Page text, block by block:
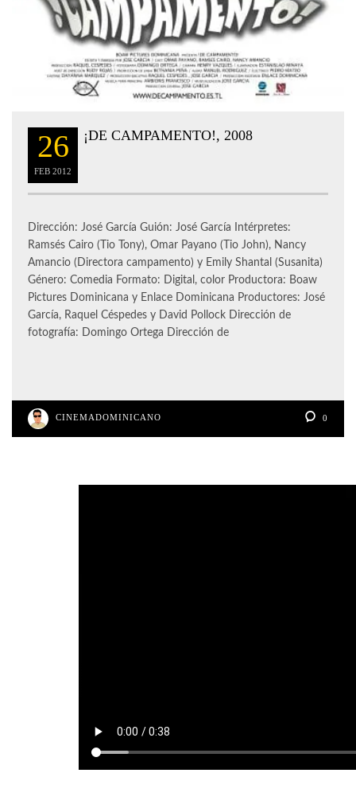
26
FEB 2012
¡DE CAMPAMENTO!, 2008
Dirección: José García Guión: José García Intérpretes:
Ramsés Cairo (Tio Tony), Omar Payano (Tio John), Nancy
Amancio (Directora campamento) y Emily Shantal (Susanita)
Género: Comedia Formato: Digital, color Productora: Boaw
Pictures Dominicana y Enlace Dominicana Productores: José
García, Raquel Céspedes y David Pollock Dirección de
fotografía: Domingo Ortega Dirección de
CINEMADOMINICANO 0